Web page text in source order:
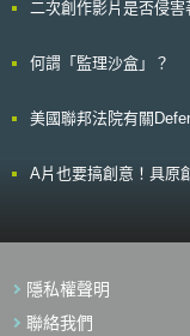
（General Data
展全球化，相關法規也
查研究，並將調查結果—
行動計画）作為本問答
南。 本指南首先揭示企業營業秘密之事前保護手段，包括(1)技術手
全策略）以及利用區塊
急處理機制（回報、蒐
布局、資安措施、緊急
二次創作影片是否侵
何謂「監理沙盒」？
美國聯邦法院有關
A片也要搞創意！具原
隱私權聲明
聯絡我們